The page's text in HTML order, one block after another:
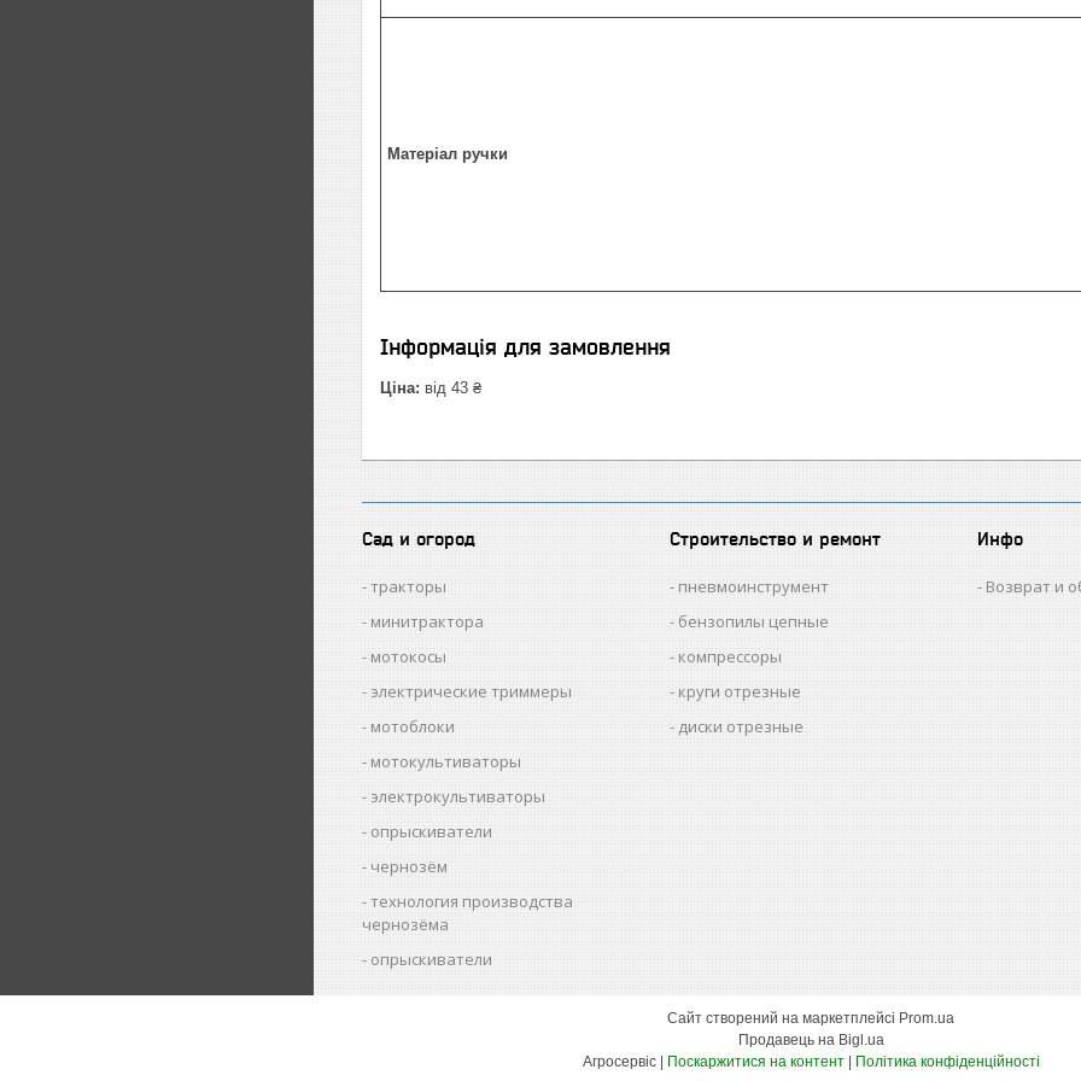
Матеріал ручки
Інформація для замовлення
Ціна: від 43 ₴
Сад и огород
тракторы
минитрактора
мотокосы
электрические триммеры
мотоблоки
мотокультиваторы
электрокультиваторы
опрыскиватели
чернозём
технология производства
чернозёма
опрыскиватели
Строительство и ремонт
пневмоинструмент
бензопилы цепные
компрессоры
круги отрезные
диски отрезные
Инфо
Возврат и
Сайт створений на маркетплейсі Prom.ua
Продавець на Bigl.ua
Поскаржитися на контент Політика конфіденційності